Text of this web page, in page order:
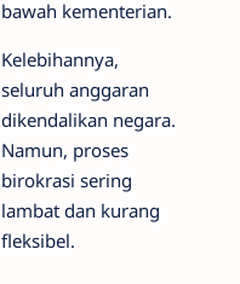
bawah kementerian.
Kelebihannya,
seluruh anggaran
dikendalikan negara.
Namun, proses
birokrasi sering
lambat dan kurang
fleksibel.